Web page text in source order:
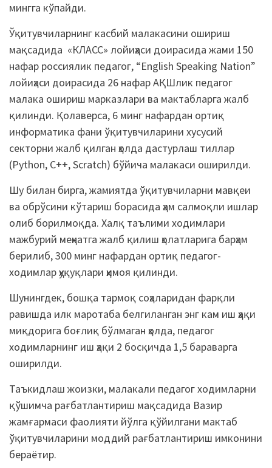
мингга кўпайди.
Ўқитувчиларнинг касбий малакасини ошириш
мақсадида «КЛАСС» лойиҳаси доирасида жами 150
нафар россиялик педагог, “English Speaking Nation”
лойиҳаси доирасида 26 нафар АҚШлик педагог
малака ошириш марказлари ва мактабларга жалб
қилинди. Қолаверса, 6 минг нафардан ортиқ
информатика фани ўқитувчиларини хусусий
секторни жалб қилган ҳолда дастурлаш тиллар
(Python, C++, Scratch) бўйича малакаси оширилди.
Шу билан бирга, жамиятда ўқитувчиларни мавқеи
ва обрўсини кўтариш борасида ҳам салмоқли ишлар
олиб борилмоқда. Халқ таълими ходимлари
мажбурий меҳнатга жалб қилиш ҳолатларига барҳам
берилиб, 300 минг нафардан ортиқ педагог-
ходимлар ҳуқуқлари ҳимоя қилинди.
Шунингдек, бошқа тармоқ соҳаларидан фарқли
равишда илк маротаба белгиланган энг кам иш ҳақи
миқдорига боғлиқ бўлмаган ҳолда, педагог
ходимларнинг иш ҳақи 2 босқичда 1,5 бараварга
оширилди.
Таъкидлаш жоизки, малакали педагог ходимларни
қўшимча рағбатлантириш мақсадида Вазир
жамғармаси фаолияти йўлга қўйилгани мактаб
ўқитувчиларини моддий рағбатлантириш имконини
бераётир.